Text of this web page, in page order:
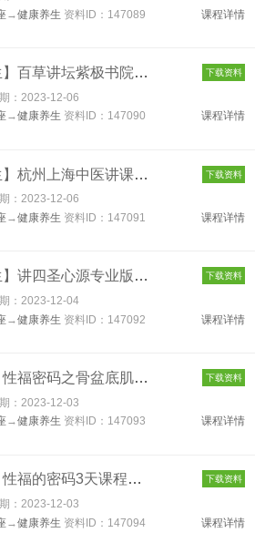
→健康养生 资料ID：147089 课程详情
【紫极先生】百草讲坛紫极书院五月 147090 下载资料
： 2023-12-06
→健康养生 资料ID：147090 课程详情
【紫极先生】杭州上海中医讲课音频大合集10G含杭州传承会傅青主女... 下载资料
：2023-12-06
→健康养生 资料ID：147091 课程详情
【紫极先生】讲四圣心源专业版音频66集含讲义 147092 下载资料
：2023-12-04
→健康养生 资料ID：147092 课程详情
【胡雨春】性福密码之骨盆底肌 147093 下载资料
： 2023-12-03
→健康养生 资料ID：147093 课程详情
【胡春雨】性福的密码3天课程全 147094 下载资料
：2023-12-03
→健康养生 资料ID：147094 课程详情